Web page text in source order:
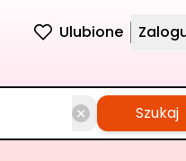
Ulubione
Szukaj